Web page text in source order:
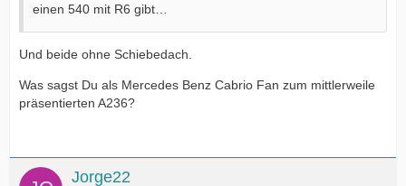
einen 540 mit R6 gibt…
Und beide ohne Schiebedach.
Was sagst Du als Mercedes Benz Cabrio Fan zum mittlerweile
präsentierten A236?
Jorge22